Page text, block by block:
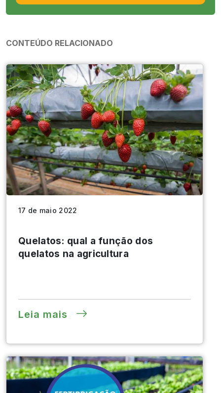
CONTEÚDO RELACIONADO
17 de maio 2022
Quelatos: qual a função dos
quelatos na agricultura
Leia mais